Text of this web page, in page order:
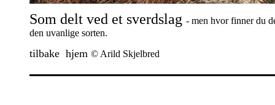
Som delt ved et sverdslag - men hvor finner du
den uvanlige sorten.
tilbake hjem © Arild Skjelbred